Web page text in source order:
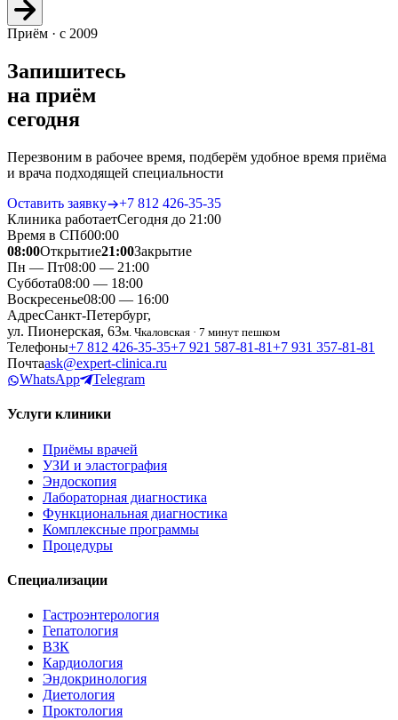
Приём · с 2009
Запишитесь
на приём
сегодня
Перезвоним в рабочее время, подберём удобное время приёма
и врача подходящей специальности
Оставить заявку
+7 812 426‑35‑35
Клиника работаетСегодня до 21:00
Время в СПб00:00
08:00Открытие21:00Закрытие
Пн — Пт08:00 — 21:00
Суббота08:00 — 18:00
Воскресенье08:00 — 16:00
АдресСанкт-Петербург,
ул. Пионерская, 63м. Чкаловская · 7 минут пешком
Телефоны+7 812 426‑35‑35+7 921 587‑81‑81+7 931 357‑81‑81
Почтаask@expert-clinica.ru
WhatsApp
Telegram
Услуги клиники
Приёмы врачей
УЗИ и эластография
Эндоскопия
Лабораторная диагностика
Функциональная диагностика
Комплексные программы
Процедуры
Специализации
Гастроэнтерология
Гепатология
ВЗК
Кардиология
Эндокринология
Диетология
Проктология